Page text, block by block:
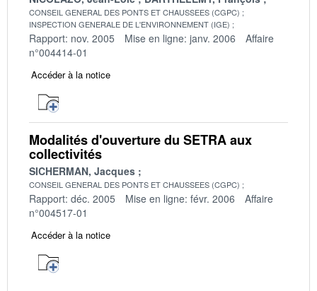
CONSEIL GENERAL DES PONTS ET CHAUSSEES (CGPC)
INSPECTION GENERALE DE L'ENVIRONNEMENT (IGE)
Rapport: nov. 2005 Mise en ligne: janv. 2006
Affaire
n°004414-01
Accéder à la notice
Modalités d'ouverture du SETRA aux
collectivités
SICHERMAN, Jacques
CONSEIL GENERAL DES PONTS ET CHAUSSEES (CGPC)
Rapport: déc. 2005 Mise en ligne: févr. 2006
Affaire
n°004517-01
Accéder à la notice